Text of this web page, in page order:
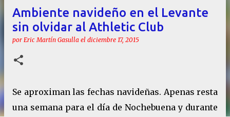
Ambiente navideño en el Levante
sin olvidar al Athletic Club
por Eric Martín Gasulla el diciembre 17, 2015
Se aproximan las fechas navideñas. Apenas resta
una semana para el día de Nochebuena y durante